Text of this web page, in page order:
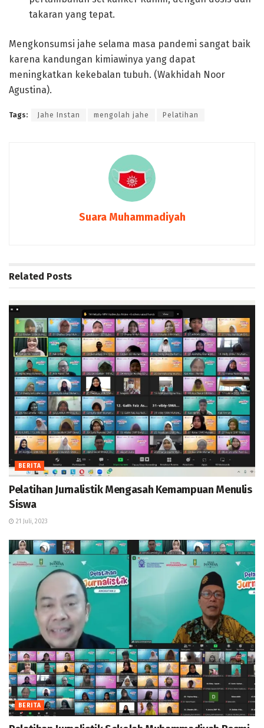
takaran yang tepat.
Mengkonsumsi jahe selama masa pandemi sangat baik
karena kandungan kimiawinya yang dapat
meningkatkan kekebalan tubuh. (Wakhidah Noor
Agustina).
Tags: Jahe Instan mengolah jahe Pelatihan
Suara Muhammadiyah
Related Posts
BERITA
Pelatihan Jurnalistik Mengasah Kemampuan Menulis
Siswa
21 Juli, 2023
BERITA